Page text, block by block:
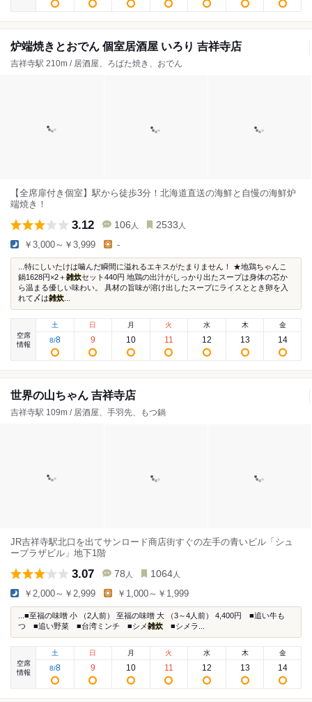
炉端焼きとおでん 個室居酒屋 いろり 吉祥寺店
吉祥寺駅 210m / 居酒屋、ろばた焼き、おでん
【全席扉付き個室】駅から徒歩3分！北海道直送の海鮮と自慢の海鮮炉
端焼き！
3.12 106 人 2533 人
￥3,000～￥3,999 -
...特にしいたけは噛んだ瞬間に溢れるエキスがたまりません！ ★地鶏ちゃんこ
鍋1628円×2＋雑炊セット440円 地鶏の出汁がしっかり出たスープは身体の芯か
ら温まる優しい味わい。 具材の旨味が溶け出したスープにライスととき卵を入
れて〆は雑炊
空席
情報
土
8/8
日
9
月
10
火
11
水
12
木
13
金
14
世界の山ちゃん 吉祥寺店
吉祥寺駅 109m / 居酒屋、手羽先、もつ鍋
JR吉祥寺駅北口を出てサンロード商店街すぐの左手の青いビル「シュ
ープラザビル」地下1階
3.07 78 人 1064 人
￥2,000～￥2,999 ￥1,000～￥1,999
...■至福の味噌 小 （2人前） 至福の味噌 大 （3～4人前） 4,400円 ■追い牛も
つ ■追い野菜 ■台湾ミンチ ■シメ雑炊 ■シメラ...
空席
情報
土
8/8
日
9
月
10
火
11
水
12
木
13
金
14